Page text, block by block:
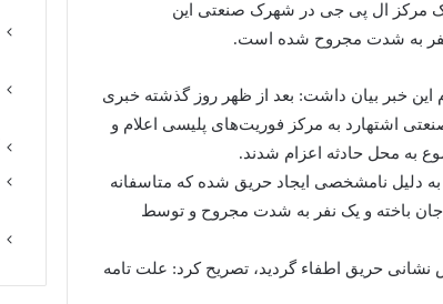
مرکز ال پی جی در شهرک صنعتی این
این خبر بیان داشت: بعد از ظهر روز گذشته خبری
اشتهارد به مرکز فوریت‌های پلیسی اعلام و
دلیل نامشخصی ایجاد حریق شده که متاسفانه
خفگی جان باخته و یک نفر به شدت مجروح و توسط
نشانی حریق اطفاء گردید، تصریح کرد: علت تامه